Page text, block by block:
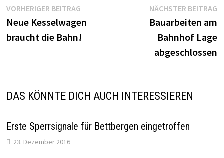
Beitragsnavigation
VORHERIGER BEITRAGVorheriger
Beitrag:
Neue Kesselwagen
braucht die Bahn!
NÄCHSTER BEITRAG
Bauarbeiten am
Bahnhof Lage
abgeschlossen
DAS KÖNNTE DICH AUCH INTERESSIEREN
Erste Sperrsignale für Bettbergen eingetroffen
23. Dezember 2016